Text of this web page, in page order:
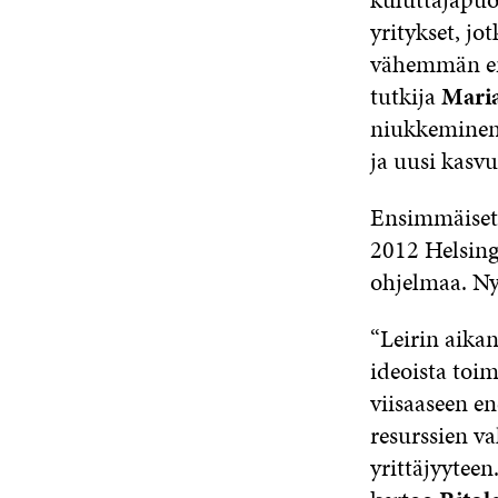
yritykset,
vähemmän
tutkija
ja uusi
2012
ohjelmaa.
“Leirin
ideoista
viisaaseen
resurssien